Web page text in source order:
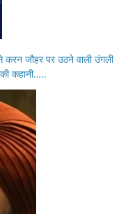
करन जौहर पर उठने वाली उंगली
कहानी…..